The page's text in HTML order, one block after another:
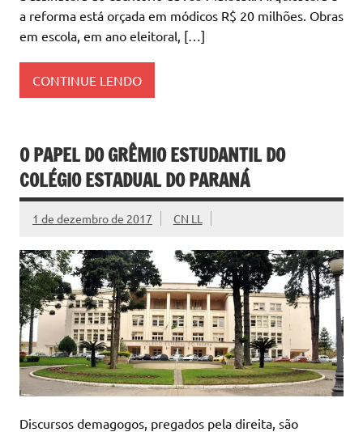
a reforma está orçada em módicos R$ 20 milhões. Obras
em escola, em ano eleitoral, […]
CONTINUE LENDO
O PAPEL DO GRÊMIO ESTUDANTIL DO
COLÉGIO ESTADUAL DO PARANÁ
1 de dezembro de 2017 CN LL
Discursos demagogos, pregados pela direita, são